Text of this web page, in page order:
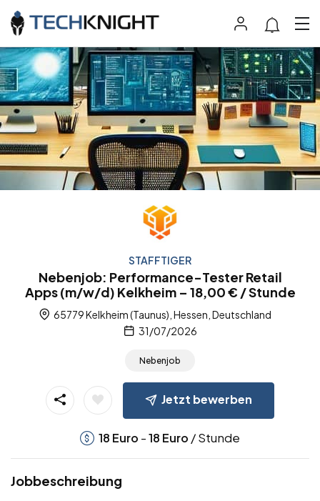
STAFFTIGER
Nebenjob: Performance-Tester Retail
Apps (m/w/d) Kelkheim – 18,00 € / Stunde
65779 Kelkheim (Taunus), Hessen, Deutschland
31/07/2026
Nebenjob
Jetzt bewerben
18 Euro -18 Euro / Stunde
Jobbeschreibung